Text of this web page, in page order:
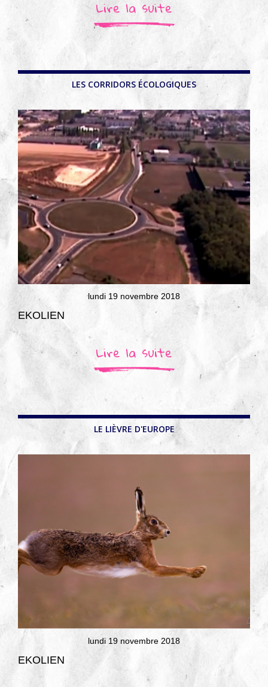
Lire la suite
LES CORRIDORS ÉCOLOGIQUES
lundi 19 novembre 2018
EKOLIEN
Lire la suite
LE LIÈVRE D'EUROPE
lundi 19 novembre 2018
EKOLIEN